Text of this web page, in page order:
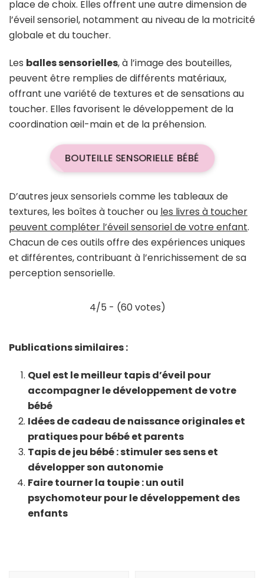
place de choix. Elles offrent une autre dimension de
l’éveil sensoriel, notamment au niveau de la motricité
globale et du toucher.
Les balles sensorielles, à l’image des bouteilles,
peuvent être remplies de différents matériaux,
offrant une variété de textures et de sensations au
toucher. Elles favorisent le développement de la
coordination œil-main et de la préhension.
BOUTEILLE SENSORIELLE BÉBÉ
D’autres jeux sensoriels comme les tableaux de
textures, les boîtes à toucher ou les livres à toucher
peuvent compléter l’éveil sensoriel de votre enfant.
Chacun de ces outils offre des expériences uniques
et différentes, contribuant à l’enrichissement de sa
perception sensorielle.
4/5 - (60 votes)
Publications similaires :
Quel est le meilleur tapis d’éveil pour
accompagner le développement de votre
bébé
Idées de cadeau de naissance originales et
pratiques pour bébé et parents
Tapis de jeu bébé : stimuler ses sens et
développer son autonomie
Faire tourner la toupie : un outil
psychomoteur pour le développement des
enfants